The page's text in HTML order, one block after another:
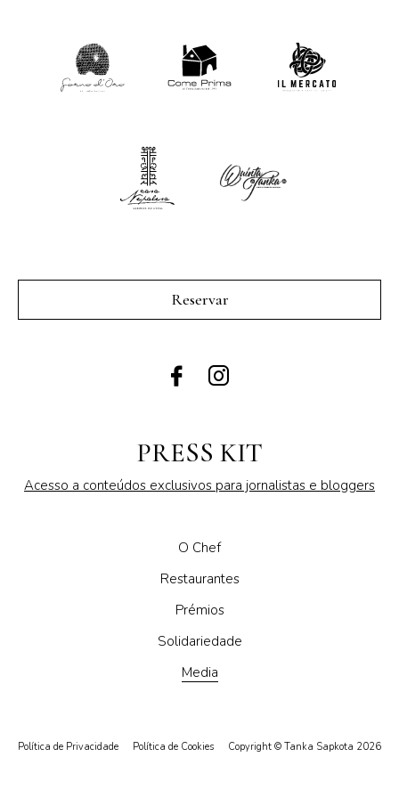
Reservar
PRESS KIT
Acesso a conteúdos exclusivos para jornalistas e bloggers
O Chef
Restaurantes
Prémios
Solidariedade
Media
Política de Privacidade Política de Cookies Copyright © Tanka Sapkota 2026